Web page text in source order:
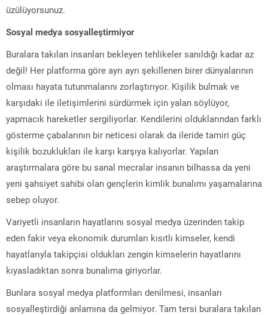
üzülüyorsunuz.
Sosyal medya sosyalleştirmiyor
Buralara takılan insanları bekleyen tehlikeler sanıldığı kadar az
değil! Her platforma göre ayrı ayrı şekillenen birer dünyalarının
olması hayata tutunmalarını zorlaştırıyor. Kişilik bulmak ve
karşıdaki ile iletişimlerini sürdürmek için yalan söylüyor,
yapmacık hareketler sergiliyorlar. Kendilerini olduklarından farklı
gösterme çabalarının bir neticesi olarak da ileride tamiri güç
kişilik bozuklukları ile karşı karşıya kalıyorlar. Yapılan
araştırmalara göre bu sanal mecralar insanın bilhassa da yeni
yeni şahsiyet sahibi olan gençlerin kimlik bunalımı yaşamalarına
sebep oluyor.
Variyetli insanların hayatlarını sosyal medya üzerinden takip
eden fakir veya ekonomik durumları kısıtlı kimseler, kendi
hayatlarıyla takipçisi oldukları zengin kimselerin hayatlarını
kıyasladıktan sonra bunalıma giriyorlar.
Bunlara sosyal medya platformları denilmesi, insanları
sosyalleştirdiği anlamına da gelmiyor. Tam tersi buralara takılan